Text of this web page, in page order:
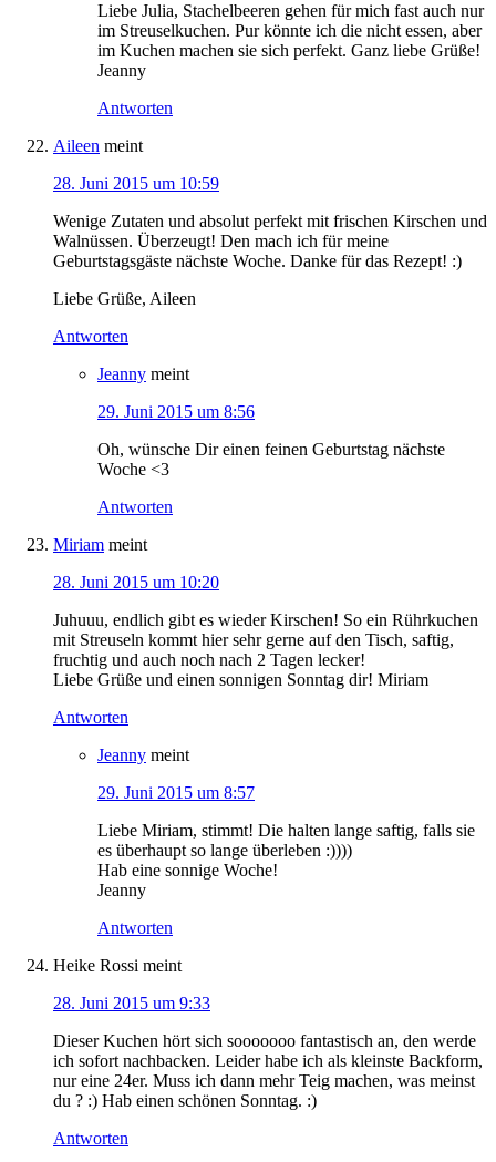
Liebe Julia, Stachelbeeren gehen für mich fast auch nur
im Streuselkuchen. Pur könnte ich die nicht essen, aber
im Kuchen machen sie sich perfekt. Ganz liebe Grüße!
Jeanny
Antworten
Aileen meint
28. Juni 2015 um 10:59
Wenige Zutaten und absolut perfekt mit frischen Kirschen und
Walnüssen. Überzeugt! Den mach ich für meine
Geburtstagsgäste nächste Woche. Danke für das Rezept! :)
Liebe Grüße, Aileen
Antworten
Jeanny meint
29. Juni 2015 um 8:56
Oh, wünsche Dir einen feinen Geburtstag nächste
Woche <3
Antworten
Miriam meint
28. Juni 2015 um 10:20
Juhuuu, endlich gibt es wieder Kirschen! So ein Rührkuchen
mit Streuseln kommt hier sehr gerne auf den Tisch, saftig,
fruchtig und auch noch nach 2 Tagen lecker!
Liebe Grüße und einen sonnigen Sonntag dir! Miriam
Antworten
Jeanny meint
29. Juni 2015 um 8:57
Liebe Miriam, stimmt! Die halten lange saftig, falls sie
es überhaupt so lange überleben :))))
Hab eine sonnige Woche!
Jeanny
Antworten
Heike Rossi meint
28. Juni 2015 um 9:33
Dieser Kuchen hört sich sooooooo fantastisch an, den werde
ich sofort nachbacken. Leider habe ich als kleinste Backform,
nur eine 24er. Muss ich dann mehr Teig machen, was meinst
du ? :) Hab einen schönen Sonntag. :)
Antworten